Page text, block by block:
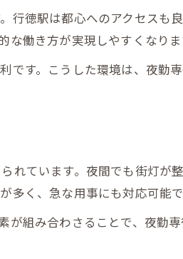
行徳駅は都心へのアクセスも
働き方が実現しやすくなりま
です。こうした環境は、夜勤
れています。夜間でも街灯が
く、急な用事にも対応可能で
が組み合わさることで、夜勤